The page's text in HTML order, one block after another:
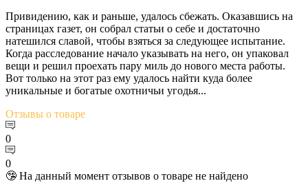
Привидению, как и раньше, удалось сбежать. Оказавшись на
страницах газет, он собрал статьи о себе и достаточно
натешился славой, чтобы взяться за следующее испытание.
Когда расследование начало указывать на него, он упаковал
вещи и решил проехать пару миль до нового места работы.
Вот только на этот раз ему удалось найти куда более
уникальные и богатые охотничьи угодья...
Отзывы о товаре
0
0
🤥 На данный момент отзывов о товаре не найдено